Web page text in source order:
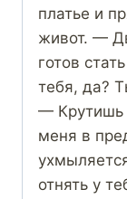
платье и
живот. —
готов
тебя, да?
— Крутишь
меня в
отнять у